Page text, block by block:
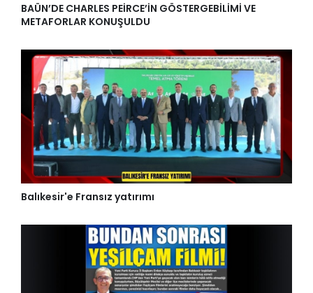
BAÜN’DE CHARLES PEİRCE’İN GÖSTERGEBİLİMİ VE
METAFORLAR KONUŞULDU
Balıkesir'e Fransız yatırımı